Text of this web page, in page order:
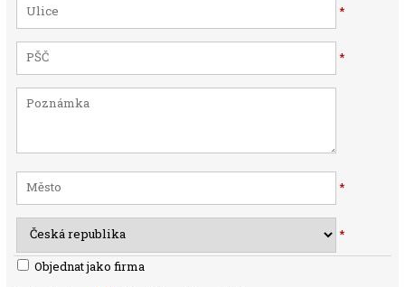
*
*
*
*
Objednat jako firma